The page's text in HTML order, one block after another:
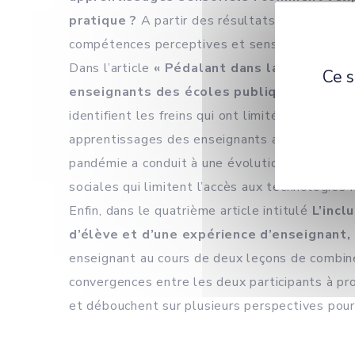
pratique ? A partir des résultats, elles
compétences perceptives et sensibles lors
Dans l’article « Pédalant dans la semoule
enseignants des écoles publiques
identifient les freins qui ont limité
apprentissages des enseignants ainsi que
pandémie a conduit à une évolution du
sociales qui limitent l’accès aux technologies
Enfin, dans le quatrième article intitulé
d’élève et d’une expérience d’enseignant,
enseignant au cours de deux leçons de
convergences entre les deux participants à
et débouchent sur plusieurs perspectives
Ce